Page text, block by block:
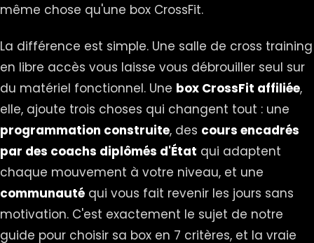
même chose qu'une box CrossFit.
La différence est simple. Une salle de cross training
en libre accès vous laisse vous débrouiller seul sur
du matériel fonctionnel. Une box CrossFit affiliée,
elle, ajoute trois choses qui changent tout : une
programmation construite, des cours encadrés
par des coachs diplômés d'État qui adaptent
chaque mouvement à votre niveau, et une
communauté qui vous fait revenir les jours sans
motivation. C'est exactement le sujet de notre
guide pour choisir sa box en 7 critères, et la vraie